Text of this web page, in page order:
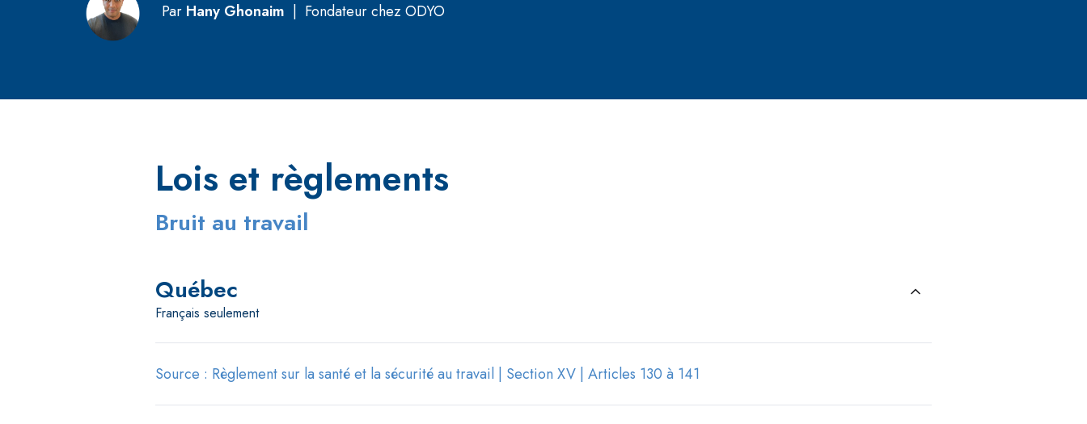
Par Hany Ghonaim Fondateur chez ODYO
Lois et règlements
Bruit au travail
Québec
Français seulement
Source : Règlement sur la santé et la sécurité au travail | Section XV | Articles 130 à 141